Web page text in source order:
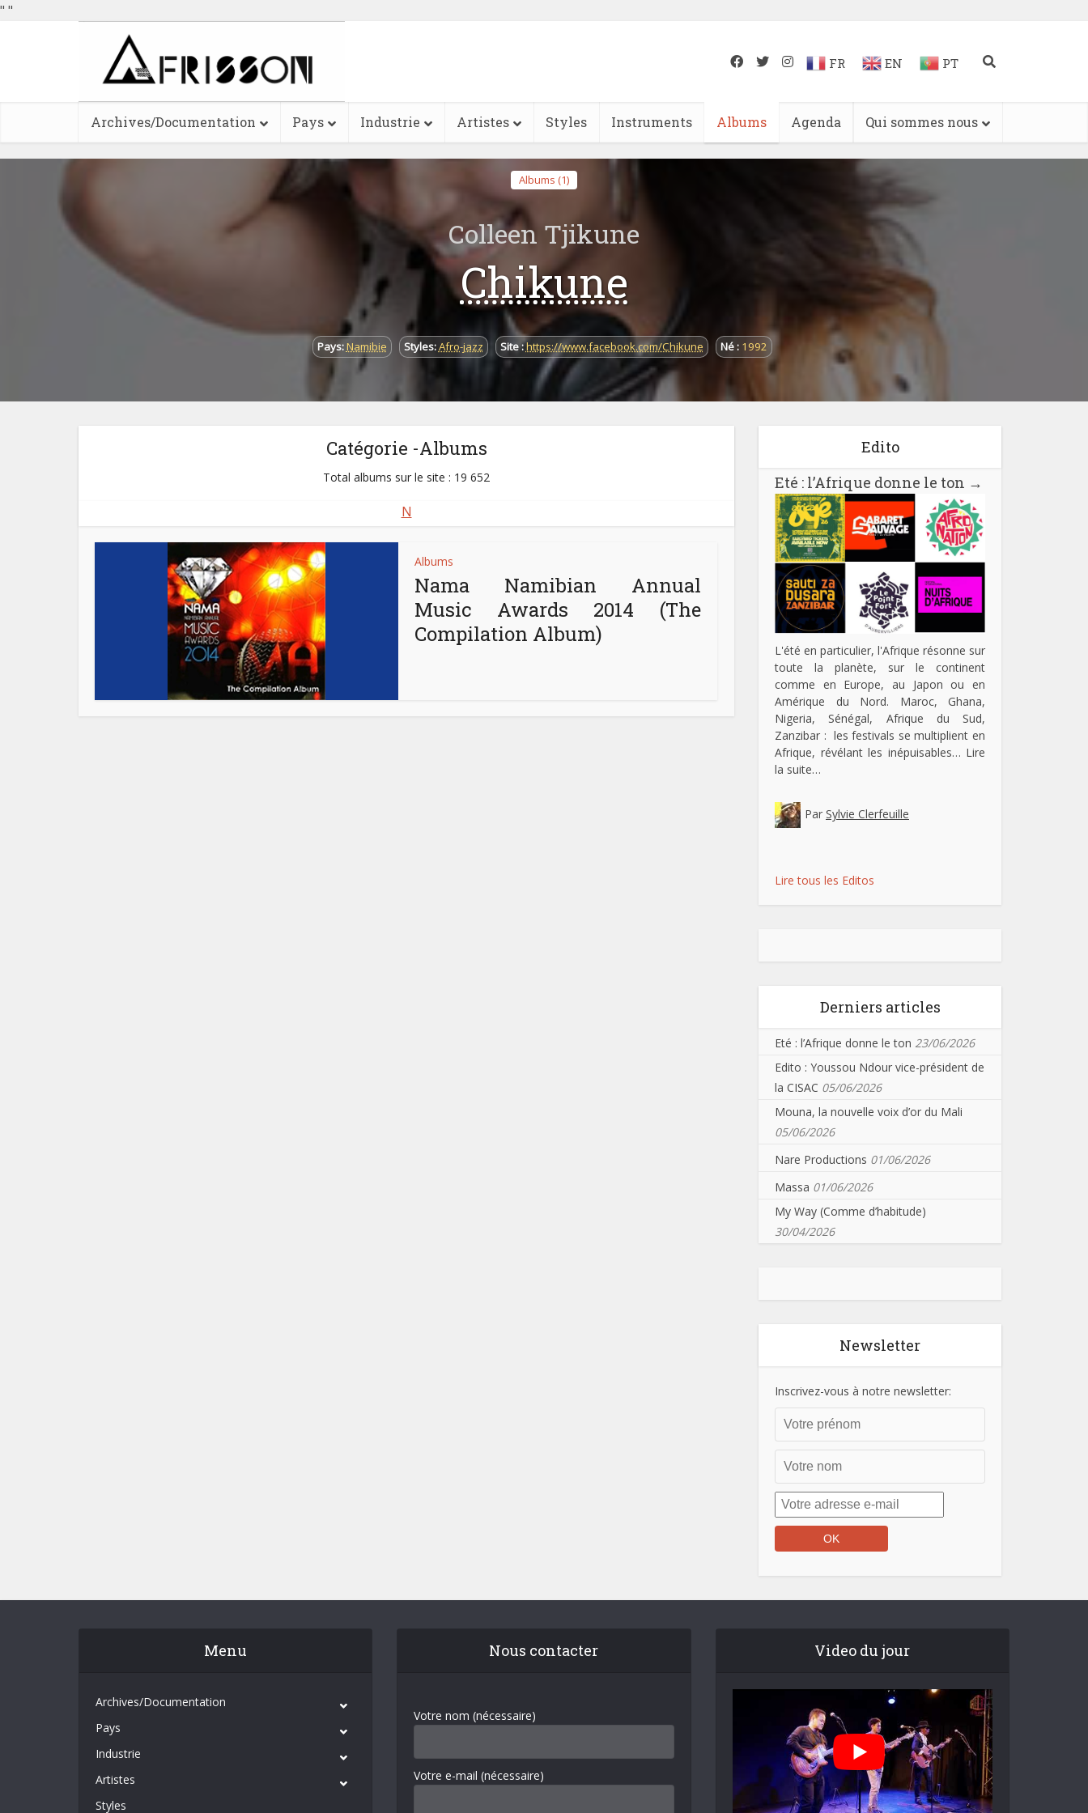
" "
FR EN PT
Archives/Documentation Pays Industrie Artistes Styles Instruments Albums Agenda Qui sommes nous
Albums (1)
Colleen Tjikune
Chikune
Pays:Namibie Styles:Afro-jazz Site :https://www.facebook.com/Chikune Né : 1992
Catégorie -Albums
Total albums sur le site : 19 652
N
Albums
Nama Namibian Annual
Music Awards 2014 (The
Compilation Album)
Edito
Eté : l’Afrique donne le ton →
L'été en particulier, l'Afrique résonne sur
toute la planète, sur le continent
comme en Europe, au Japon ou en
Amérique du Nord. Maroc, Ghana,
Nigeria, Sénégal, Afrique du Sud,
Zanzibar : les festivals se multiplient en
Afrique, révélant les inépuisables… Lire
la suite…
Par Sylvie Clerfeuille
Lire tous les Editos
Derniers articles
Eté : l’Afrique donne le ton 23/06/2026
Edito : Youssou Ndour vice-président de
la CISAC 05/06/2026
Mouna, la nouvelle voix d’or du Mali
05/06/2026
Nare Productions 01/06/2026
Massa 01/06/2026
My Way (Comme d’habitude)
30/04/2026
Newsletter
Inscrivez-vous à notre newsletter:
Menu
Archives/Documentation
Pays
Industrie
Artistes
Styles
Nous contacter
Votre nom (nécessaire)
Votre e-mail (nécessaire)
Video du jour